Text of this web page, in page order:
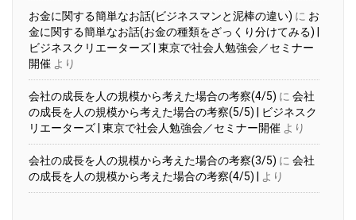
お金に関する簡単なお話(ビジネスマンと泥棒の違い) に お
金に関する簡単なお話(お金の種類をざっくり分けてみる) |
ビジネスクリエーターズ | 東京で社会人勉強会／セミナー
開催 より
会社の成長を人の規模から考えた場合の考察(4/5) に 会社
の成長を人の規模から考えた場合の考察(5/5) | ビジネスク
リエーターズ | 東京で社会人勉強会／セミナー開催 より
会社の成長を人の規模から考えた場合の考察(3/5) に 会社
の成長を人の規模から考えた場合の考察(4/5) |
より